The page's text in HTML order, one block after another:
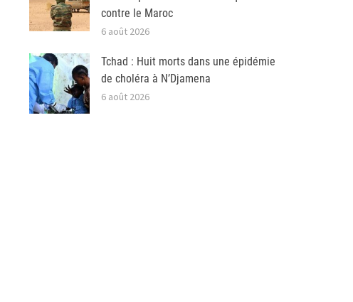
contre le Maroc
6 août 2026
Tchad : Huit morts dans une épidémie
de choléra à N’Djamena
6 août 2026